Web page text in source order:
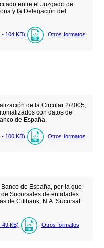
entre el Juzgado de
y la Delegación del
- 104 KB) Otros formatos
de la Circular 2/2005,
con datos de
de España.
- 100 KB) Otros formatos
de España, por la que
Sucursales de entidades
de Citibank, N.A. Sucursal
49 KB) Otros formatos